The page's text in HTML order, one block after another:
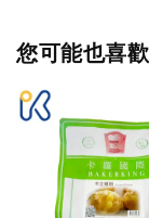
您可能也喜歡